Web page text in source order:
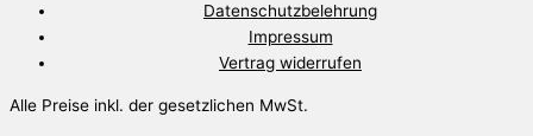
Datenschutzbelehrung
Impressum
Vertrag widerrufen
Alle Preise inkl. der gesetzlichen MwSt.